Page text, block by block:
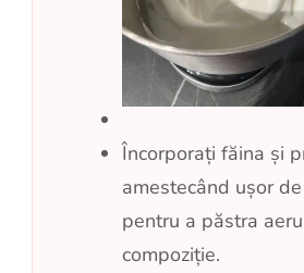
Încorporați făina și
amestecând ușor
pentru a păstra
compoziție.